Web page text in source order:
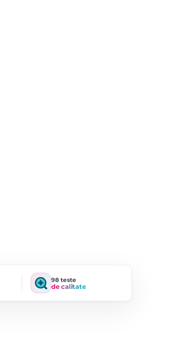
98 teste
de calitate